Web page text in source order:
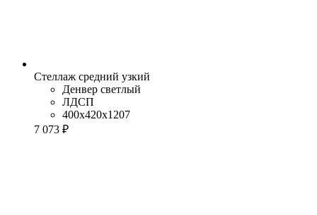
Стеллаж средний узкий
Денвер светлый
ЛДСП
400x420x1207
7 073 ₽